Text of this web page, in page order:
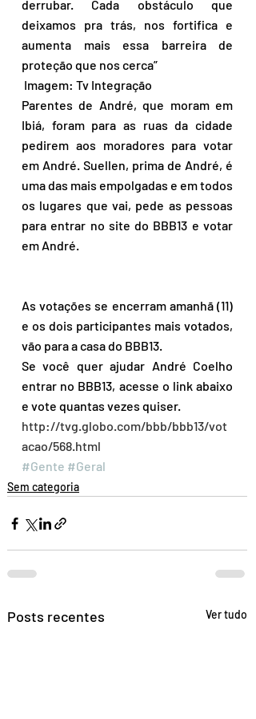
derrubar. Cada obstáculo que
deixamos pra trás, nos fortifica e
aumenta mais essa barreira de
proteção que nos cerca”
Imagem: Tv Integração
Parentes de André, que moram em
Ibiá, foram para as ruas da cidade
pedirem aos moradores para votar
em André. Suellen, prima de André, é
uma das mais empolgadas e em todos
os lugares que vai, pede as pessoas
para entrar no site do BBB13 e votar
em André.
As votações se encerram amanhã (11)
e os dois participantes mais votados,
vão para a casa do BBB13.
Se você quer ajudar André Coelho
entrar no BBB13, acesse o link abaixo
e vote quantas vezes quiser.
http://tvg.globo.com/bbb/bbb13/vot
acao/568.html
#Gente #Geral
Sem categoria
Posts recentes Ver tudo